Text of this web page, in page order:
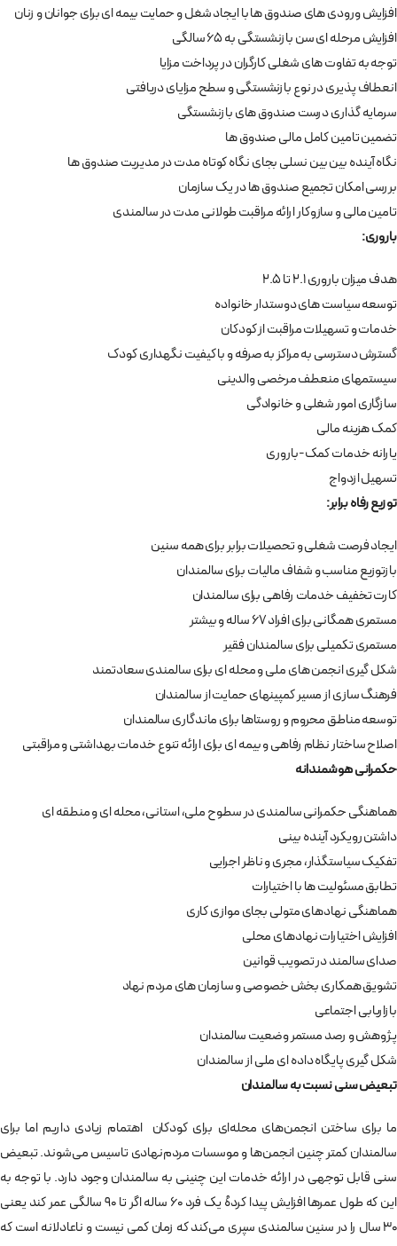
افزایش ورودی های صندوق ها با ایجاد شغل و حمایت بیمه ای برای جوانان و زنان
افزایش مرحله ای سن بازنشستگی به 65 سالگی
توجه به تفاوت های شغلی کارگران در پرداخت مزایا
انعطاف پذیری در نوع بازنشستگی و سطح مزایای دریافتی
سرمایه گذاری درست صندوق های بازنشستگی
تضمین تامین کامل مالی صندوق ها
نگاه آینده بین بین نسلی بجای نگاه کوتاه مدت در مدیریت صندوق ها
بررسی امکان تجمیع صندوق ها در یک سازمان
تامین مالی و سازوکار ارائه مراقبت طولانی مدت در سالمندی
باروری:
هدف میزان باروری 2.1 تا 2.5
توسعه سیاست های دوستدار خانواده
خدمات و تسهیلات مراقبت از کودکان
گسترش دسترسی به مراکز به صرفه و با کیفیت نگهداری کودک
سیستم­های منعطف مرخصی والدینی
سازگاری امور شغلی و خانوادگی
کمک هزینه مالی
یارانه خدمات کمک-باروری
تسهیل ازدواج
توزیع رفاه برابر:
ایجاد فرصت شغلی و تحصیلات برابر برای همه سنین
بازتوزیع مناسب و شفاف مالیات برای سالمندان
کارت تخفیف خدمات رفاهی برای سالمندان
مستمری همگانی برای افراد 67 ساله و بیشتر
مستمری تکمیلی برای سالمندان فقیر
شکل گیری انجمن های ملی و محله ای برای سالمندی سعادتمند
فرهنگ سازی از مسیر کمپین‏های حمایت از سالمندان
توسعه مناطق محروم و روستاها برای ماندگاری سالمندان
اصلاح ساختار نظام رفاهی و بیمه ای برای ارائه تنوع خدمات بهداشتی و مراقبتی
حکمرانی هوشمندانه
هماهنگی حکمرانی سالمندی در سطوح ملی، استانی، محله ای و منطقه ای
داشتن رویکرد آینده بینی
تفکیک سیاستگذار، مجری و ناظر اجرایی
تطابق مسئولیت ها با اختیارات
هماهنگی نهادهای متولی بجای موازی کاری
افزایش اختیارات نهادهای محلی
صدای سالمند در تصویب قوانین
تشویق همکاری بخش خصوصی و سازمان های مردم نهاد
بازاریابی اجتماعی
پژوهش و رصد مستمر وضعیت سالمندان
شکل گیری پایگاه داده ای ملی از سالمندان
تبعیض سنی نسبت به سالمندان
ما برای ساختن انجمن‌های محله‌ای برای کودکان اهتمام زیادی داریم اما برای
سالمندان کمتر چنین انجمن‌ها و موسسات مردم‌نهادی تاسیس می‌شوند. تبعیض
سنی قابل توجهی در ارائه خدمات این چنینی به سالمندان وجود دارد. با توجه به
این که طول عمرها افزایش پیدا کردهُ یک فرد ۶۰ ساله اگر تا ۹۰ سالگی عمر کند یعنی
۳۰ سال را در سنین سالمندی سپری می‌کند که زمان کمی نیست و ناعادلانه است که